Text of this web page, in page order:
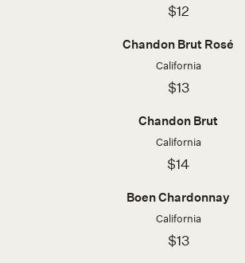
$12
Chandon Brut Rosé
California
$13
Chandon Brut
California
$14
Boen Chardonnay
California
$13